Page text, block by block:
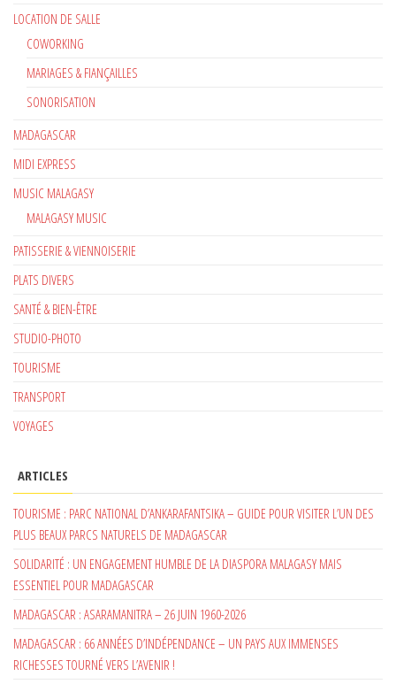
LOCATION DE SALLE
COWORKING
MARIAGES & FIANÇAILLES
SONORISATION
MADAGASCAR
MIDI EXPRESS
MUSIC MALAGASY
MALAGASY MUSIC
PATISSERIE & VIENNOISERIE
PLATS DIVERS
SANTÉ & BIEN-ÊTRE
STUDIO-PHOTO
TOURISME
TRANSPORT
VOYAGES
ARTICLES
TOURISME : PARC NATIONAL D’ANKARAFANTSIKA – GUIDE POUR VISITER L’UN DES
PLUS BEAUX PARCS NATURELS DE MADAGASCAR
SOLIDARITÉ : UN ENGAGEMENT HUMBLE DE LA DIASPORA MALAGASY MAIS
ESSENTIEL POUR MADAGASCAR
MADAGASCAR : ASARAMANITRA – 26 JUIN 1960-2026
MADAGASCAR : 66 ANNÉES D’INDÉPENDANCE – UN PAYS AUX IMMENSES
RICHESSES TOURNÉ VERS L’AVENIR !